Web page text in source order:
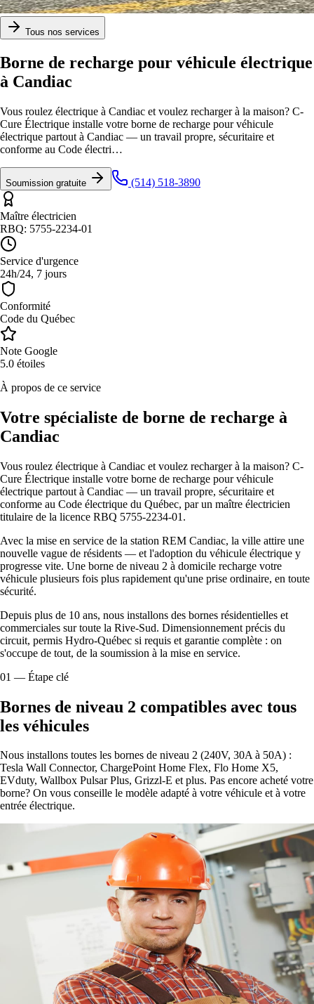
Tous nos services
Borne de recharge pour véhicule électrique
à Candiac
Vous roulez électrique à Candiac et voulez recharger à la maison? C-
Cure Électrique installe votre borne de recharge pour véhicule
électrique partout à Candiac — un travail propre, sécuritaire et
conforme au Code électri…
Soumission gratuite (514) 518-3890
Maître électricien
RBQ: 5755-2234-01
Service d'urgence
24h/24, 7 jours
Conformité
Code du Québec
Note Google
5.0 étoiles
À propos de ce service
Votre spécialiste de borne de recharge à
Candiac
Vous roulez électrique à Candiac et voulez recharger à la maison? C-
Cure Électrique installe votre borne de recharge pour véhicule
électrique partout à Candiac — un travail propre, sécuritaire et
conforme au Code électrique du Québec, par un maître électricien
titulaire de la licence RBQ 5755-2234-01.
Avec la mise en service de la station REM Candiac, la ville attire une
nouvelle vague de résidents — et l'adoption du véhicule électrique y
progresse vite. Une borne de niveau 2 à domicile recharge votre
véhicule plusieurs fois plus rapidement qu'une prise ordinaire, en toute
sécurité.
Depuis plus de 10 ans, nous installons des bornes résidentielles et
commerciales sur toute la Rive-Sud. Dimensionnement précis du
circuit, permis Hydro-Québec si requis et garantie complète : on
s'occupe de tout, de la soumission à la mise en service.
01 — Étape clé
Bornes de niveau 2 compatibles avec tous
les véhicules
Nous installons toutes les bornes de niveau 2 (240V, 30A à 50A) :
Tesla Wall Connector, ChargePoint Home Flex, Flo Home X5,
EVduty, Wallbox Pulsar Plus, Grizzl-E et plus. Pas encore acheté votre
borne? On vous conseille le modèle adapté à votre véhicule et à votre
entrée électrique.